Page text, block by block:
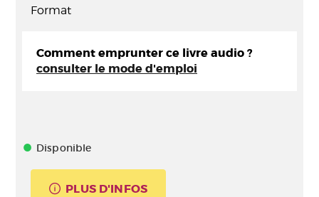
Format
Comment emprunter ce livre audio ?
consulter le mode d'emploi
Disponible
PLUS D'INFOS